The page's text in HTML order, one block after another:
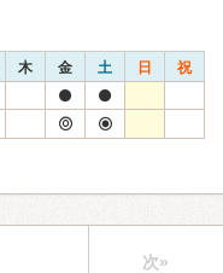
木 金 土 日 祝
次»